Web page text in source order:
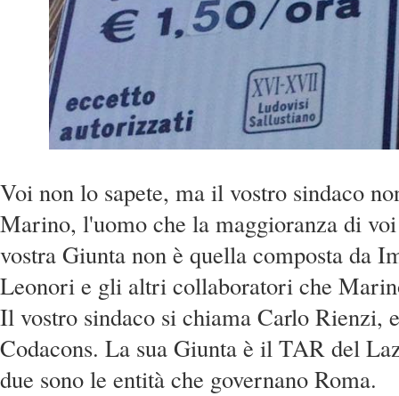
Voi non lo sapete, ma il vostro sindaco
Marino, l'uomo che la maggioranza di
vostra Giunta non è quella composta da
Leonori e gli altri collaboratori che
Il vostro sindaco si chiama Carlo Rienzi,
Codacons. La sua Giunta è il TAR del
due sono le entità che governano Roma.